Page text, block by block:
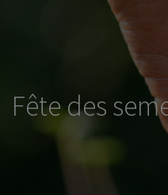
Fête des